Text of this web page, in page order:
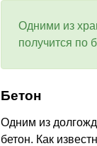
Одними из
получится по
Бетон
Одним из
бетон. Как